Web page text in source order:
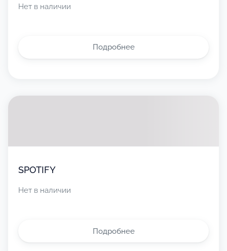
Нет в наличии
Подробнее
SPOTIFY
Нет в наличии
Подробнее